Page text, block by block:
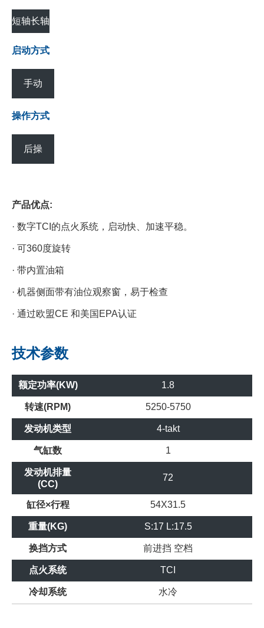
短轴长轴
启动方式
手动
操作方式
后操
产品优点:
· 数字TCI的点火系统，启动快、加速平稳。
· 可360度旋转
· 带内置油箱
· 机器侧面带有油位观察窗，易于检查
· 通过欧盟CE 和美国EPA认证
技术参数
额定功率(KW) 1.8
转速(RPM) 5250-5750
发动机类型 4-takt
气缸数 1
发动机排量
(CC)
72
缸径×行程 54X31.5
重量(KG) S:17 L:17.5
换挡方式 前进挡 空档
点火系统 TCI
冷却系统 水冷